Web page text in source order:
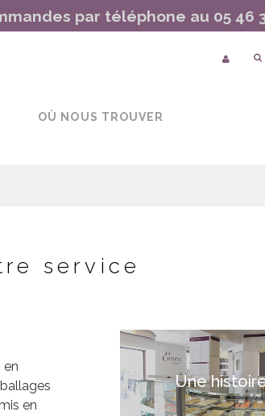
par téléphone au 05 46
OÙ NOUS TROUVER
service
en
en
Une